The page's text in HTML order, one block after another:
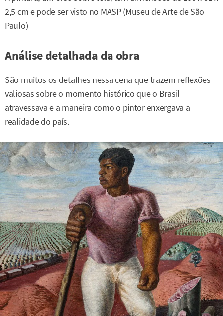
2,5 cm e pode ser visto no MASP (Museu de Arte de São
Paulo)
Análise detalhada da obra
São muitos os detalhes nessa cena que trazem reflexões
valiosas sobre o momento histórico que o Brasil
atravessava e a maneira como o pintor enxergava a
realidade do país.